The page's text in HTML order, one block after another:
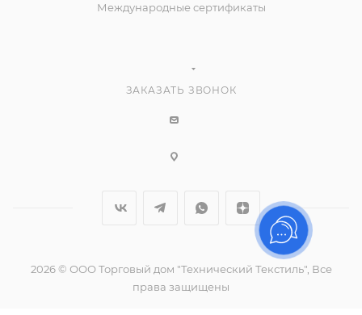
Международные сертификаты
ЗАКАЗАТЬ ЗВОНОК
2026 © ООО Торговый дом "Технический Текстиль", Все
права защищены